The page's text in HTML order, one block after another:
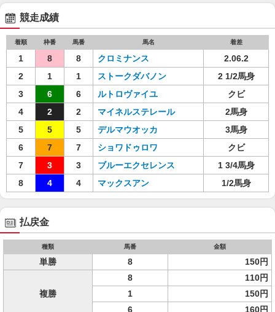
競走成績
着順 枠番 馬番 馬名 着差
1 8 8 クロミナンス
2.06.2
2
1 1 ストークダバノン
2 1/2馬身
3
6 6 ルトロヴァイユ
クビ
4
2 2 マイネルステレール
2馬身
5
5 5 デルマウオッカ
3馬身
6
7 7 ショワドゥロワ
クビ
7
3 3 ブルーエクセレンス
1 3/4馬身
8
4 4 マックスアン 1/2馬身
払戻金
種類 馬番 金額
単勝 8 150円
複勝
8
110円
1
150円
6
160円